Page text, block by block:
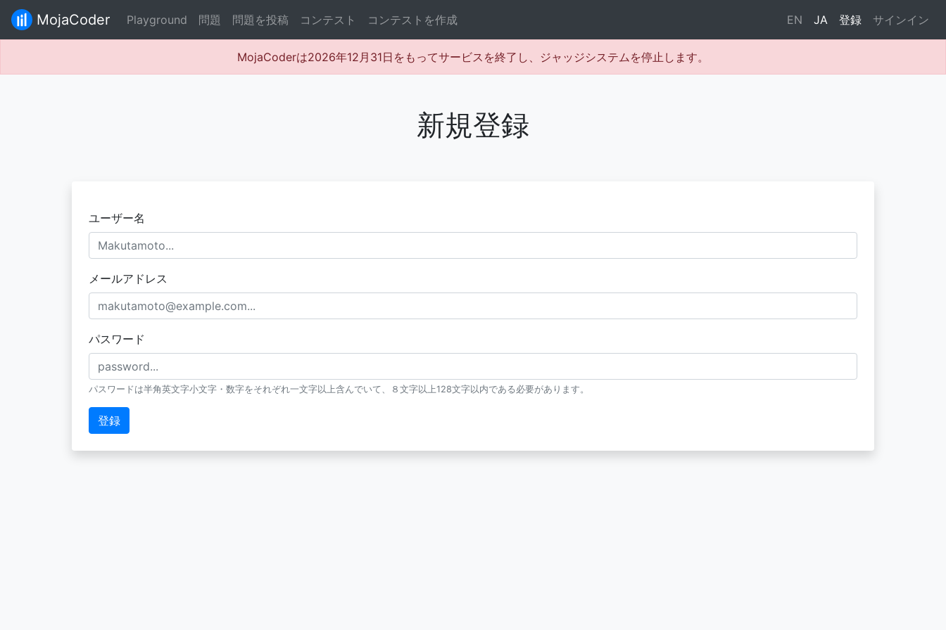
MojaCoder Playground 問題 問題を投稿 コンテスト コンテストを作成 EN JA 登録 サインイン
MojaCoderは2026年12月31日をもってサービスを終了し、ジャッジシステムを停止します。
新規登録
ユーザー名
メールアドレス
パスワード
パスワードは半角英文字小文字・数字をそれぞれ一文字以上含んでいて、８文字以上128文字以内である必要があります。
登録